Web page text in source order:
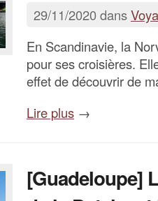
29/11/2020 dans
En Scandinavie, la
pour ses croisières.
effet de découvrir de
Lire plus →
[Guadeloupe]